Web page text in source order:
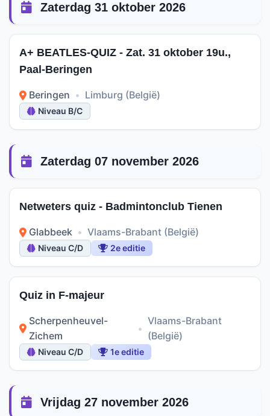
Zaterdag 31 oktober 2026
A+ BEATLES-QUIZ - Zat. 31 oktober 19u.,
Paal-Beringen
Beringen • Limburg (België)
Niveau B/C
Zaterdag 07 november 2026
Netweters quiz - Badmintonclub Tienen
Glabbeek • Vlaams-Brabant (België)
Niveau C/D 2e editie
Quiz in F-majeur
Scherpenheuvel-
Zichem
•
Vlaams-Brabant
(België)
Niveau C/D 1e editie
Vrijdag 27 november 2026